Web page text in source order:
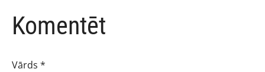
Komentēt
Vārds *